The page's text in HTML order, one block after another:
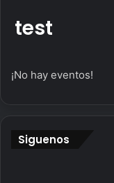
test
¡No hay eventos!
Siguenos